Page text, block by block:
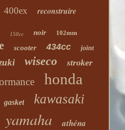
400ex reconstruire
150cc noir 102mm
scooter 434cc joint
wiseco stroker
honda
gasket kawasaki
yamaha athéna